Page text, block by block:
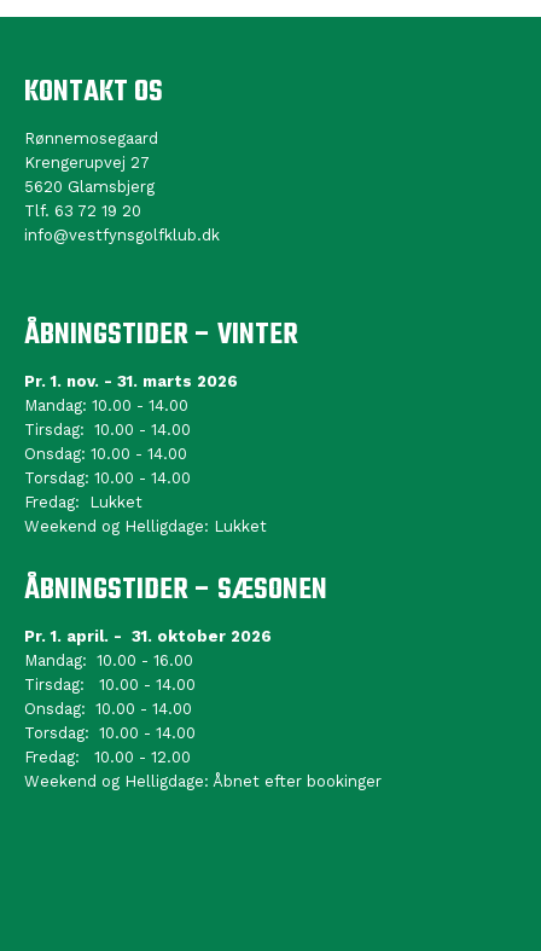
KONTAKT OS
Rønnemosegaard
Krengerupvej 27
5620 Glamsbjerg
Tlf. 63 72 19 20
info@vestfynsgolfklub.dk
ÅBNINGSTIDER – VINTER
Pr. 1. nov. - 31. marts 2026
Mandag: 10.00 - 14.00
Tirsdag: 10.00 - 14.00
Onsdag: 10.00 - 14.00
Torsdag: 10.00 - 14.00
Fredag: Lukket
Weekend og Helligdage: Lukket
ÅBNINGSTIDER – SÆSONEN
Pr. 1. april. - 31. oktober 2026
Mandag: 10.00 - 16.00
Tirsdag: 10.00 - 14.00
Onsdag: 10.00 - 14.00
Torsdag: 10.00 - 14.00
Fredag: 10.00 - 12.00
Weekend og Helligdage: Åbnet efter bookinger